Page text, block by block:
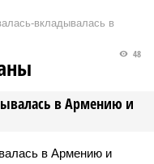
вкладывалась в
в Армению и
48